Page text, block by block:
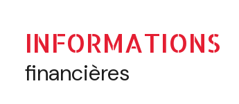
INFORMATIONS
financières